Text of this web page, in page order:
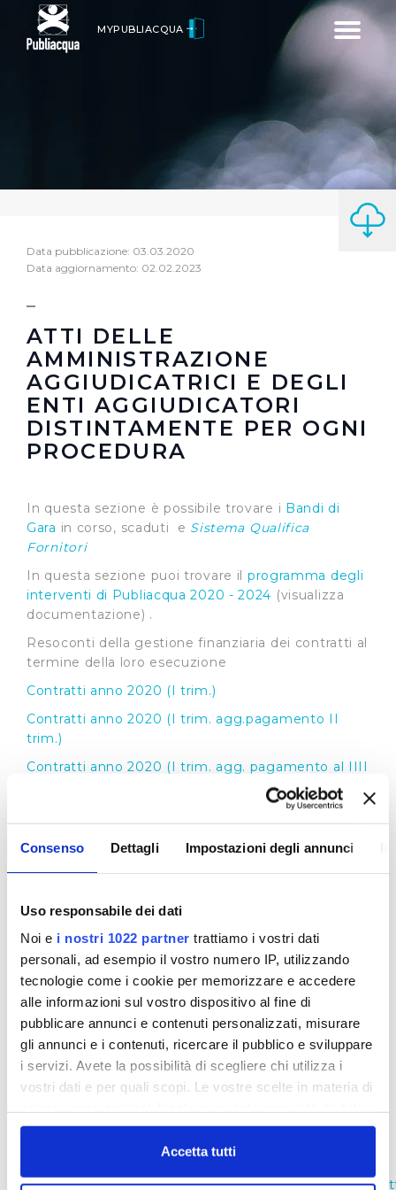
Consenso Dettagli Impostazioni degli annunci
Uso responsabile dei dati
Noi e i nostri 1022 partner trattiamo i vostri dati
personali, ad esempio il vostro numero IP, utilizzando
tecnologie come i cookie per memorizzare e accedere
alle informazioni sul vostro dispositivo al fine di
pubblicare annunci e contenuti personalizzati, misurare
gli annunci e i contenuti, ricercare il pubblico e sviluppare
i servizi. Avete la possibilità di scegliere chi utilizza i
vostri dati e per quali scopi. Le vostre scelte in materia di
in cui avete effettuato le vostre scelte. È possibile
modificare o revocare il proprio consenso in qualsiasi
momento dalla Dichiarazione sui cookie o facendo clic
Accetta tutti
Toggle
MYPUBLIACQUA
Data pubblicazione: 03.03.2020
Data aggiornamento: 02.02.2023
ATTI DELLE
AMMINISTRAZIONE
AGGIUDICATRICI E DEGLI
ENTI AGGIUDICATORI
DISTINTAMENTE PER OGNI
PROCEDURA
In questa sezione è possibile trovare i Bandi di
Gara in corso, scaduti e Sistema Qualifica
Fornitori
In questa sezione puoi trovare il programma degli
interventi di Publiacqua 2020 - 2024 (visualizza
documentazione) .
Resoconti della gestione finanziaria dei contratti al
termine della loro esecuzione
Contratti anno 2020 (I trim.)
Contratti anno 2020 (I trim. agg.pagamento II
trim.)
Contratti anno 2020 (I trim. agg. pagamento al IIII
Contratti anno 2020 (II trim. agg.pagamento III
Contratti anno 2020 (III trim. )
Contratti anno 2020 (III trim. agg. pagamento al
IIII trim.)
Contratti anno 2020 (IIII trim.)
Affidamenti Diretti 2020 (I trimestre)
Affidamenti Diretti 2020 (II trimestre)
Affidamenti Diretti 2020 (III trimestre)
Affidamenti Diretti 2020 (IIII trimestre)
https://www.publiacqua.it/sites/publiacqua/files/